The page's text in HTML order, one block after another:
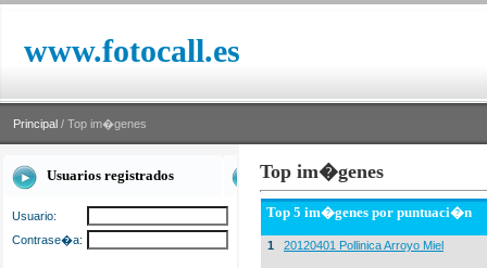
www.fotocall.es
Principal / Top im�genes
Usuarios registrados
Usuario:
Contrase�a:
Top im�genes
Top 5 im�genes por puntuaci�n
1 20120401 Pollinica Arroyo Miel